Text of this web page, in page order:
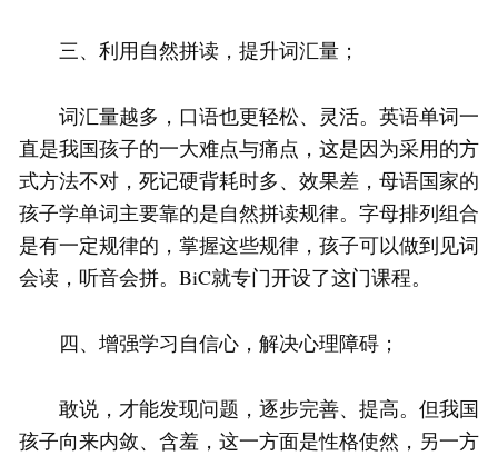
三、利用自然拼读，提升词汇量；
词汇量越多，口语也更轻松、灵活。英语单词一
直是我国孩子的一大难点与痛点，这是因为采用的方
式方法不对，死记硬背耗时多、效果差，母语国家的
孩子学单词主要靠的是自然拼读规律。字母排列组合
是有一定规律的，掌握这些规律，孩子可以做到见词
会读，听音会拼。BiC就专门开设了这门课程。
四、增强学习自信心，解决心理障碍；
敢说，才能发现问题，逐步完善、提高。但我国
孩子向来内敛、含羞，这一方面是性格使然，另一方